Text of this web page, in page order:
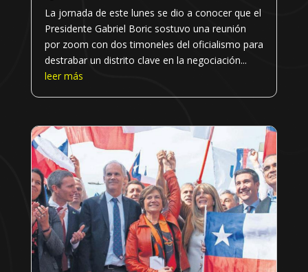
La jornada de este lunes se dio a conocer que el
Presidente Gabriel Boric sostuvo una reunión
por zoom con dos timoneles del oficialismo para
destrabar un distrito clave en la negociación...
leer más